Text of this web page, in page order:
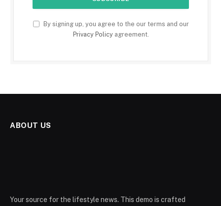
By signing up, you agree to the our terms and our
Privacy Policyagreement.
ABOUT US
Your source for the lifestyle news. This demo is crafted